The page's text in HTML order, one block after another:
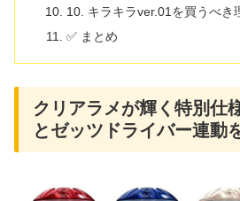
10. キラキラver.01を買うべき
✅ まとめ
クリアラメが輝く特別仕
とゼッツドライバー連動